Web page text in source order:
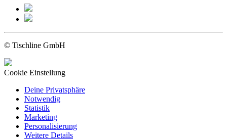
© Tischline GmbH
Cookie Einstellung
Deine Privatsphäre
Notwendig
Statistik
Marketing
Personalisierung
Weitere Details